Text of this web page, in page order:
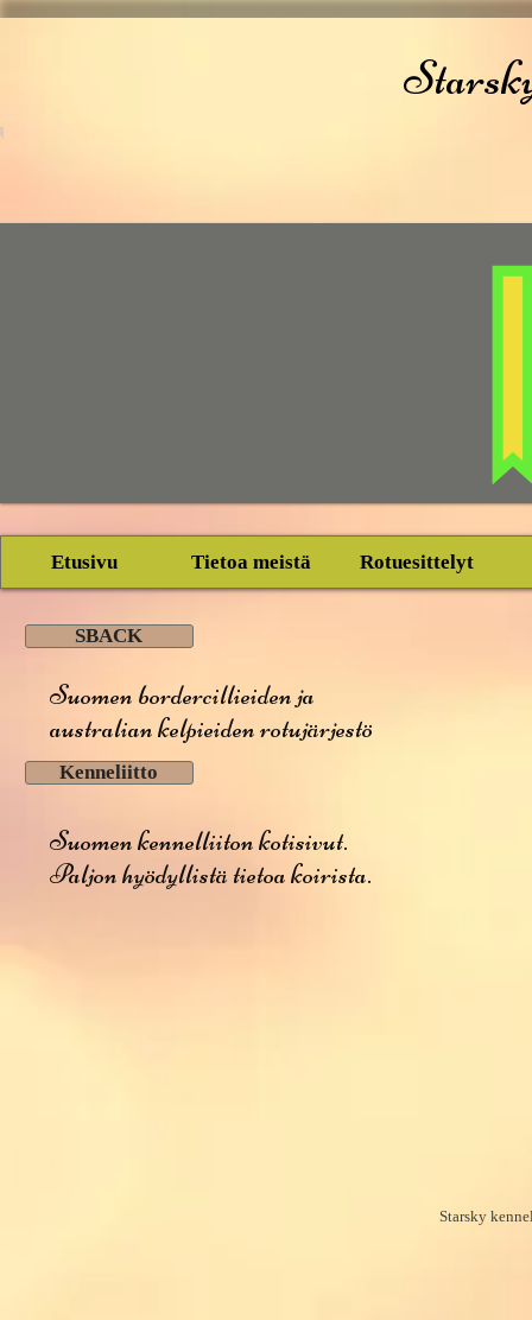
Etusivu Tietoa meistä Rotuesittelyt
SBACK
Suomen bordercillieiden ja
australian kelpieiden rotujärjestö
Kenneliitto
Suomen kennelliiton kotisivut.
Paljon hyödyllistä tietoa koirista.
Starsky